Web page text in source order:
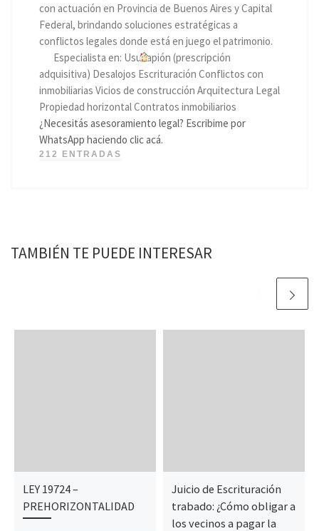
con actuación en Provincia de Buenos Aires y Capital
Federal, brindando soluciones estratégicas a
conflictos legales donde está en juego el patrimonio.
Especialista en: Usucapión (prescripción
adquisitiva) Desalojos Escrituración Conflictos con
inmobiliarias Vicios de construcción Arquitectura Legal
Propiedad horizontal Contratos inmobiliarios
¿Necesitás asesoramiento legal? Escribime por
WhatsApp haciendo clic acá.
212 ENTRADAS
TAMBIÉN TE PUEDE INTERESAR
LEY 19724 –
PREHORIZONTALIDAD
Juicio de Escrituración
trabado: ¿Cómo obligar a
los vecinos a pagar la